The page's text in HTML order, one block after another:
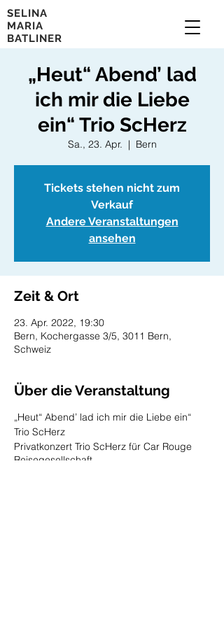
SELINA
MARIA
BATLINER
„Heut“ Abend’ lad
ich mir die Liebe
ein“ Trio ScHerz
Sa., 23. Apr.
  |
Bern
Tickets stehen nicht zum
Verkauf
Andere Veranstaltungen
ansehen
Zeit & Ort
23. Apr. 2022, 19:30
Bern, Kochergasse 3/5, 3011 Bern,
Schweiz
Über die Veranstaltung
„Heut“ Abend’ lad ich mir die Liebe ein“
Trio ScHerz
Privatkonzert Trio ScHerz für Car Rouge
Reisegesellschaft